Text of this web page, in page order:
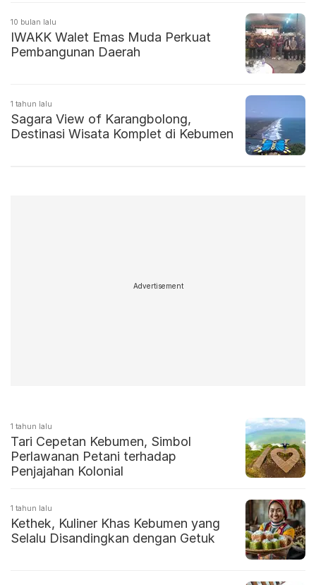
10 bulan lalu
IWAKK Walet Emas Muda Perkuat
Pembangunan Daerah
1 tahun lalu
Sagara View of Karangbolong,
Destinasi Wisata Komplet di Kebumen
Advertisement
1 tahun lalu
Tari Cepetan Kebumen, Simbol
Perlawanan Petani terhadap
Penjajahan Kolonial
1 tahun lalu
Kethek, Kuliner Khas Kebumen yang
Selalu Disandingkan dengan Getuk